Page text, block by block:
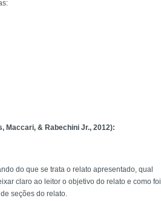
Maccari, & Rabechini Jr., 2012):
do que se trata o relato apresentado, qual
claro ao leitor o objetivo do relato e como foi
seções do relato.